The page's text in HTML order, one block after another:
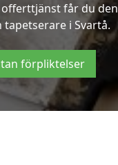
får du den
i Svartå.
förpliktelser